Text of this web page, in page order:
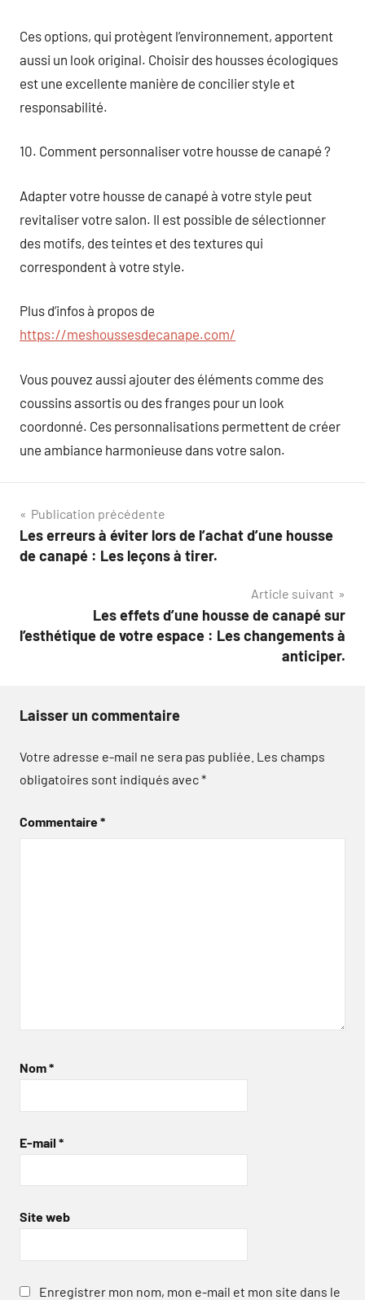
Ces options, qui protègent l’environnement, apportent
aussi un look original. Choisir des housses écologiques
est une excellente manière de concilier style et
responsabilité.
10. Comment personnaliser votre housse de canapé ?
Adapter votre housse de canapé à votre style peut
revitaliser votre salon. Il est possible de sélectionner
des motifs, des teintes et des textures qui
correspondent à votre style.
Plus d’infos à propos de
https://meshoussesdecanape.com/
Vous pouvez aussi ajouter des éléments comme des
coussins assortis ou des franges pour un look
coordonné. Ces personnalisations permettent de créer
une ambiance harmonieuse dans votre salon.
Navigation
de
Publication précédente
Les erreurs à éviter lors de l’achat d’une housse
de canapé : Les leçons à tirer.
Article suivant
Les effets d’une housse de canapé sur
l’esthétique de votre espace : Les changements à
anticiper.
Laisser un commentaire
Votre adresse e-mail ne sera pas publiée. Les champs
obligatoires sont indiqués avec*
Commentaire*
Nom*
E-mail *
Site web
Enregistrer mon nom, mon e-mail et mon site dans le